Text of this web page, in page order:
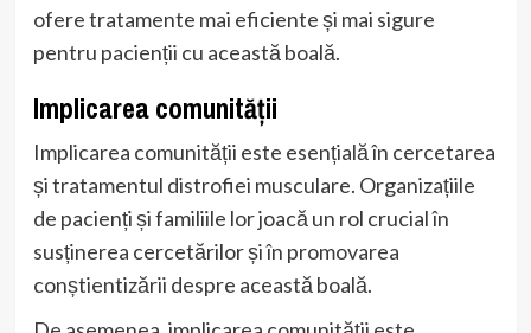
ofere tratamente mai eficiente și mai sigure
pentru pacienții cu această boală.
Implicarea comunității
Implicarea comunității este esențială în cercetarea
și tratamentul distrofiei musculare. Organizațiile
de pacienți și familiile lor joacă un rol crucial în
susținerea cercetărilor și în promovarea
conștientizării despre această boală.